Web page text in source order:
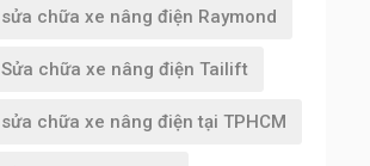
sửa chữa xe nâng điện Raymond
Sửa chữa xe nâng điện Tailift
sửa chữa xe nâng điện tại TPHCM